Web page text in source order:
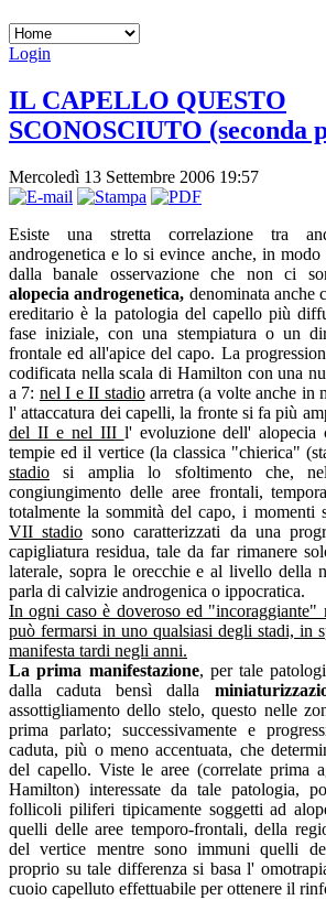
Login
IL CAPELLO QUESTO
SCONOSCIUTO (seconda
Mercoledì 13 Settembre 2006 19:57
Esiste una stretta correlazione tra
androgenetica e lo si evince anche, in
dalla banale osservazione che non ci
alopecia androgenetica, denominata anche
ereditario è la patologia del capello più
fase iniziale, con una stempiatura o un
frontale ed all'apice del capo. La
codificata nella scala di Hamilton con una
a 7: nel I e II stadioarretra (a volte anche in
l' attaccatura dei capelli, la fronte si fa più
del II e nel III l' evoluzione dell'
tempie ed il vertice (la classica "chierica"
stadio si amplia lo sfoltimento che,
congiungimento delle aree frontali,
totalmente la sommità del capo, i momenti
VII stadio sono caratterizzati da una
capigliatura residua, tale da far rimanere
laterale, sopra le orecchie e al livello della
parla di calvizie androgenica o ippocratica.
In ogni caso è doveroso ed "incoraggiante"
può fermarsi in uno qualsiasi degli stadi, in
manifesta tardi negli anni.
La prima manifestazione, per tale
dalla caduta bensì dalla
assottigliamento dello stelo, questo nelle
prima parlato; successivamente e
caduta, più o meno accentuata, che
del capello. Viste le aree (correlate prima
Hamilton) interessate da tale patologia,
follicoli piliferi tipicamente soggetti ad
quelli delle aree temporo-frontali, della
del vertice mentre sono immuni quelli
proprio su tale differenza si basa l'
cuoio capelluto effettuabile per ottenere il